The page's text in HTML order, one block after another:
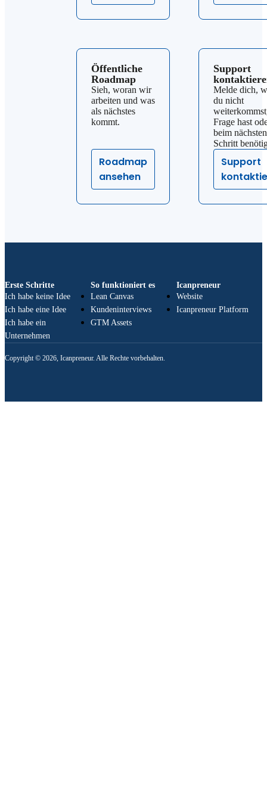
Öffentliche
Roadmap
Sieh, woran wir
arbeiten und was
als nächstes
kommt.
Roadmap
ansehen
Support
Melde dich,
du nicht
Frage hast
beim nächsten
Schritt
Support
Erste Schritte
Ich habe keine Idee
Ich habe eine Idee
Ich habe ein
Unternehmen
So funktioniert es
Lean Canvas
Kundeninterviews
GTM Assets
Icanpreneur
Website
Icanpreneur Platform
Copyright © 2026, Icanpreneur. Alle Rechte vorbehalten.